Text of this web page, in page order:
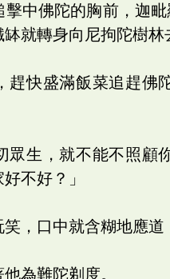
中佛陀的胸前，迦
就轉身向尼拘陀樹林
趕快盛滿飯菜追趕佛
眾生，就不能不照
不好？」
，口中就含糊地應道
為難陀剃度。